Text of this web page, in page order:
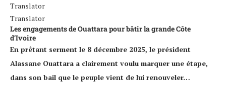
Translator
Translator
Les engagements de Ouattara pour bâtir la grande Côte
d’Ivoire
En prêtant serment le 8 décembre 2025, le président
Alassane Ouattara a clairement voulu marquer une étape,
dans son bail que le peuple vient de lui renouveler…